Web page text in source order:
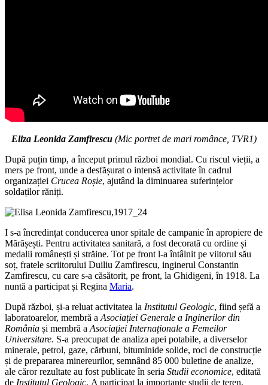
Eliza Leonida Zamfirescu (Mic portret de mari românce, TVR1)
După puțin timp, a început primul război mondial. Cu riscul vieții, a
mers pe front, unde a desfășurat o intensă activitate în cadrul
organizației Crucea Roșie, ajutând la diminuarea suferințelor
soldaților răniți.
I s-a încredințat conducerea unor spitale de campanie în apropiere de
Mărășești. Pentru activitatea sanitară, a fost decorată cu ordine și
medalii românești și străine. Tot pe front l-a întâlnit pe viitorul său
soț, fratele scriitorului Duiliu Zamfirescu, inginerul Constantin
Zamfirescu, cu care s-a căsătorit, pe front, la Ghidigeni, în 1918. La
nuntă a participat și Regina Maria.
După război, și-a reluat activitatea la Institutul Geologic, fiind șefă a
laboratoarelor, membră a Asociației Generale a Inginerilor din
România și membră a Asociației Internaționale a Femeilor
Universitare. S-a preocupat de analiza apei potabile, a diverselor
minerale, petrol, gaze, cărbuni, bituminide solide, roci de construcție
și de prepararea minereurilor, semnând 85 000 buletine de analize,
ale căror rezultate au fost publicate în seria Studii economice, editată
de Institutul Geologic. A participat la importante studii de teren,